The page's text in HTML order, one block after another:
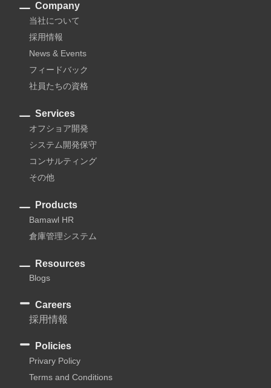
Company
当社について
採用情報
News & Events
フィードバック
社員たちの資格
Services
オフショア開発
システム開発保守
コンサルティング
その他
Products
Bamawl HR
倉庫管理システム
Resources
Blogs
Careers
採用情報
Policies
Privary Policy
Terms and Conditions